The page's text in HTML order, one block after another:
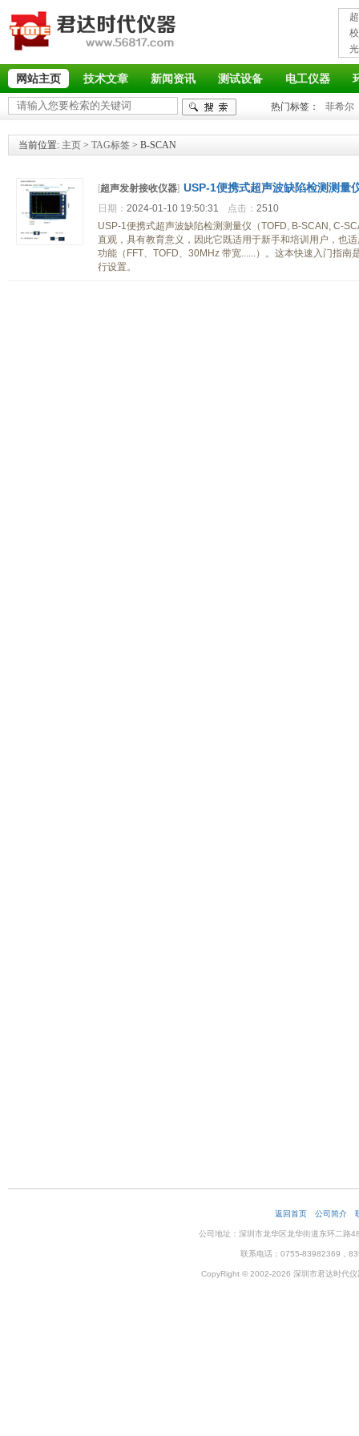
网站主页 技术文章 新闻资讯 测试设备 电工仪器
热门标签： 菲希尔
当前位置: 主页 > TAG标签 > B-SCAN
[超声发射接收仪器] USP-1便携式超声波缺陷检测测量
FFT. 多功能一体）
日期： 2024-01-10 19:50:31 点击： 2510
USP-1便携式超声波缺陷检测测量仪（TOFD, B-SCAN, C-
直观，具有教育意义，因此它既适用于新手和培训用户，也
功能（FFT、TOFD、30MHz 带宽......）。这本快速入门指
行设置。
返回首页 公司简介
公司地址：深圳市龙华区龙华街道东环二
联系电话：0755-83982369，
CopyRight © 2002-2026 深圳市君达时代